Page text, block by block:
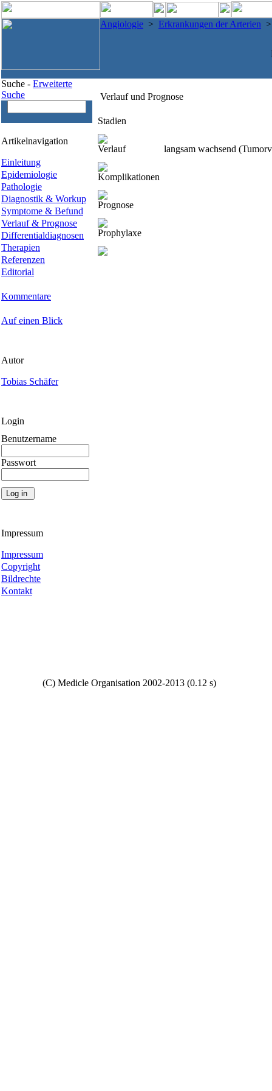
Angiologie > Erkrankungen der Arterien
Suche - Erweiterte
Suche
Artikelnavigation
Einleitung
Epidemiologie
Pathologie
Diagnostik & Workup
Symptome & Befund
Verlauf & Prognose
Differentialdiagnosen
Therapien
Referenzen
Editorial
Kommentare
Auf einen Blick
Autor
Tobias Schäfer
Login
Benutzername
Passwort
Impressum
Impressum
Copyright
Bildrechte
Kontakt
Verlauf und Prognose
Stadien
Verlauf langsam wachsend
Komplikationen
Prognose
Prophylaxe
(C) Medicle Organisation 2002-2013 (0.12 s)